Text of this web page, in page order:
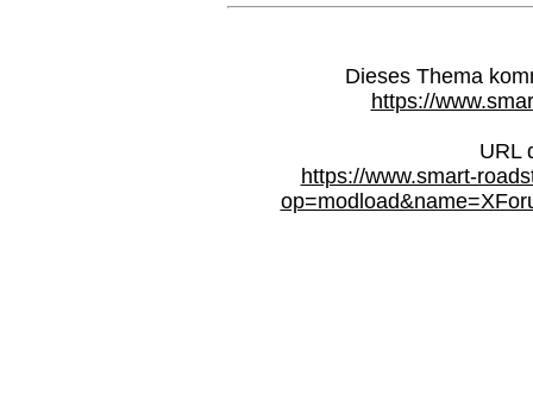
Dieses Thema
https://
URL
https://www.smart-